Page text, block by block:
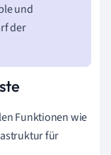
und
der
Funktionen wie
für